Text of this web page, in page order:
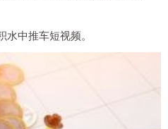
水中推车短视频。